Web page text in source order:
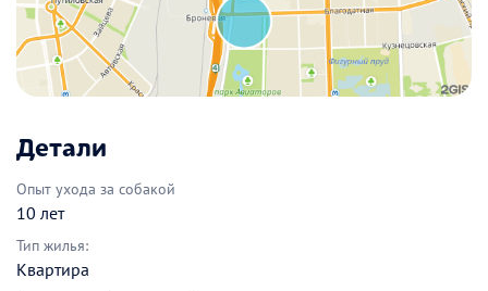
Детали
Опыт ухода за собакой
10 лет
Тип жилья:
Квартира